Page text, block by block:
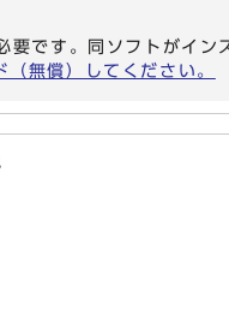
です。同ソフトがイン
無償）してください。